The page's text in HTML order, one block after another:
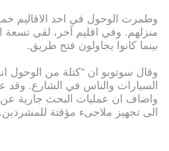
وطمرت الوحول في احد
منزلهم. وفي اقليم آخر، لقي
بينما كانوا يحاولون فتح طريق.
وقال سوتوبو ان "كتلة من الوحول
السيارات والناس في الشارع.
الى تجهيز ملاجىء مؤقتة للمشردين.